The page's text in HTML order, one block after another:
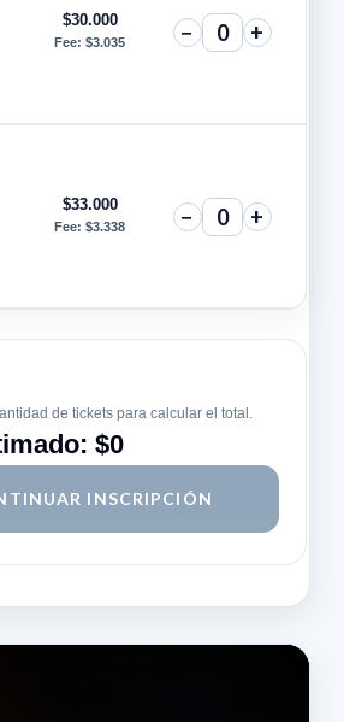
$30.000
Fee:$3.035 − +
$33.000
Fee:$3.338 − +
de tickets para calcular el total.
$0
INSCRIPCIÓN